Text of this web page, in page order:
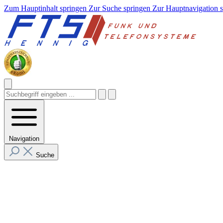
Zum Hauptinhalt springen Zur Suche springen Zur Hauptnavigation
Navigation
Suche